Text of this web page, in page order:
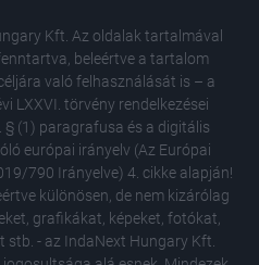
Kft. Az oldalak tartalmával
beleértve a tartalom
való felhasználását is – a
LXXVI. törvény rendelkezései
(1) paragrafusa és a digitális
európai irányelv (Az Európai
790 Irányelve) 4. cikke alapján!
különösen, de nem kizárólag
grafikákat, képeket, fotókat,
stb. - az IndaNext Hungary Kft.